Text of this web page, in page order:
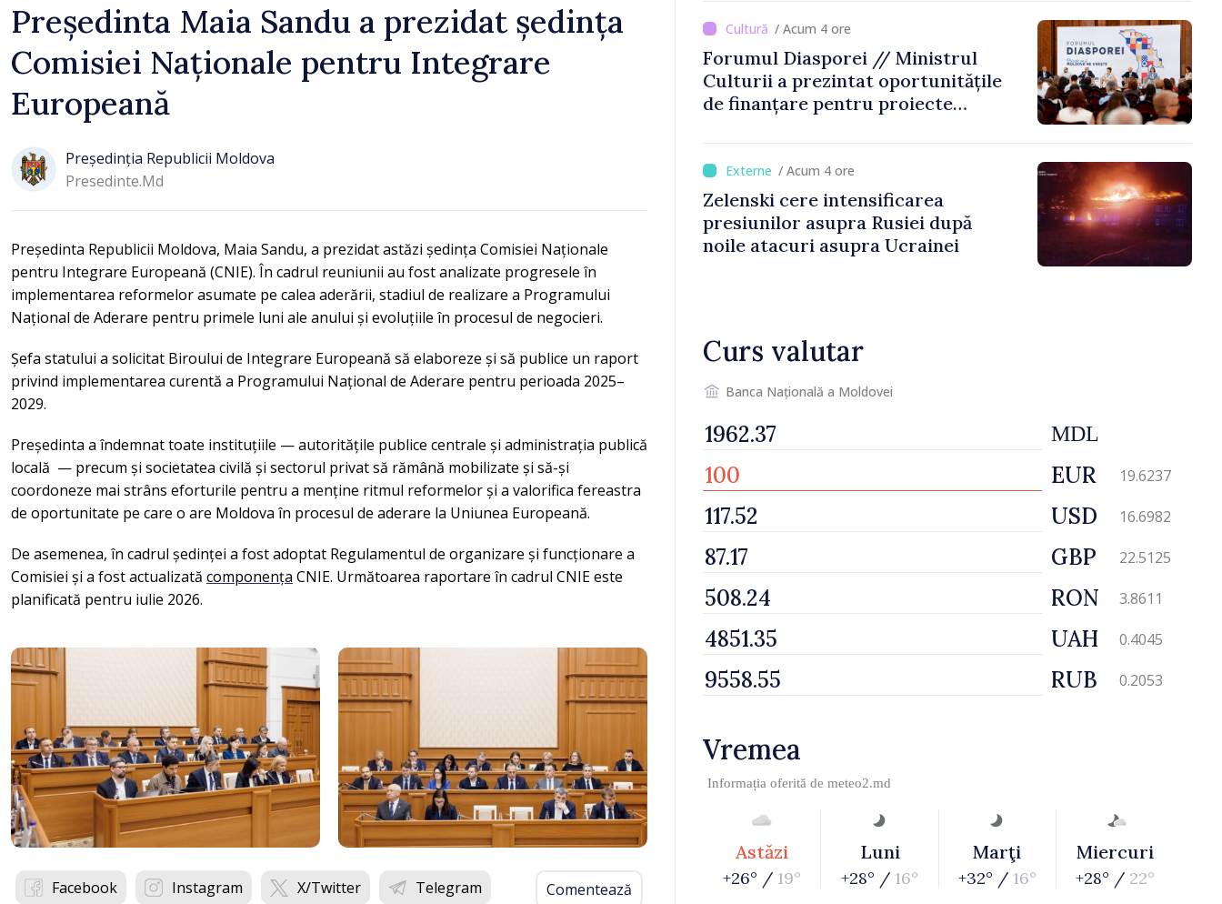
Președinta Maia Sandu a prezidat ședința
Comisiei Naționale pentru Integrare
Europeană
Președinția Republicii Moldova
Presedinte.md
Președinta Republicii Moldova, Maia Sandu, a prezidat astăzi ședința Comisiei Naționale
pentru Integrare Europeană (CNIE). În cadrul reuniunii au fost analizate progresele în
implementarea reformelor asumate pe calea aderării, stadiul de realizare a Programului
Național de Aderare pentru primele luni ale anului și evoluțiile în procesul de negocieri.
Șefa statului a solicitat Biroului de Integrare Europeană să elaboreze și să publice un raport
privind implementarea curentă a Programului Național de Aderare pentru perioada 2025–
2029.
Președinta a îndemnat toate instituțiile — autoritățile publice centrale și administrația publică
locală — precum și societatea civilă și sectorul privat să rămână mobilizate și să-și
coordoneze mai strâns eforturile pentru a menține ritmul reformelor și a valorifica fereastra
de oportunitate pe care o are Moldova în procesul de aderare la Uniunea Europeană.
De asemenea, în cadrul ședinței a fost adoptat Regulamentul de organizare și funcționare a
Comisiei și a fost actualizată componența CNIE. Următoarea raportare în cadrul CNIE este
planificată pentru iulie 2026.
Facebook Instagram X/Twitter Telegram Comentează
/ Acum 4 ore
Forumul Diasporei // Ministrul
Culturii a prezintat oportunitățile
de finanțare pentru proiecte
/ Acum 4 ore
Zelenski cere intensificarea
presiunilor asupra Rusiei după
noile atacuri asupra Ucrainei
Curs valutar
Banca Națională a Moldovei
MDL
EUR 19.6237
USD 16.6982
GBP 22.5125
RON 3.8611
UAH 0.4045
RUB 0.2053
Vremea
Informația oferită de meteo2.md
Astăzi
+26° / 19°
Luni
+28° / 16°
Marţi
+32° / 16°
Miercuri
+28° / 22°